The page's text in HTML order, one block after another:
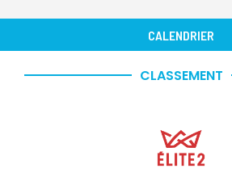
CALENDRIER
CLASSEMENT